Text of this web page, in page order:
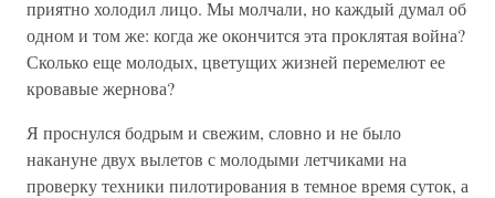
приятно холодил лицо. Мы молчали, но каждый думал об
одном и том же: когда же окончится эта проклятая война?
Сколько еще молодых, цветущих жизней перемелют ее
кровавые жернова?
Я проснулся бодрым и свежим, словно и не было
накануне двух вылетов с молодыми летчиками на
проверку техники пилотирования в темное время суток, а